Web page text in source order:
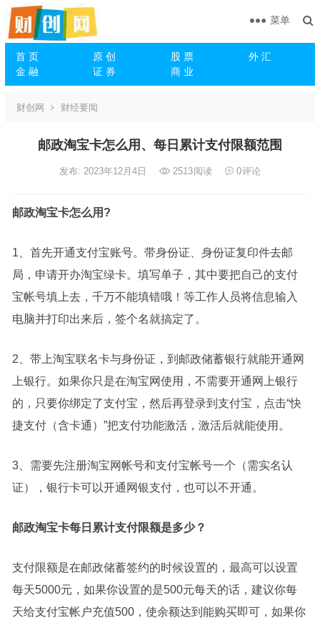
首 页 原 创 股 票
外 汇
金 融
证 券 商 业
菜单
财创网 财经要闻
邮政淘宝卡怎么用、每日累计支付限额范围
发布: 2023年12月4日 2513阅读 0评论
邮政淘宝卡怎么用 ?
1、首先开通支付宝账号。带身份证、身份证复印件去邮
局，申请开办淘宝绿卡。填写单子，其中要把自己的支付
宝帐号填上去，千万不能填错哦！等工作人员将信息输入
电脑并打印出来后，签个名就搞定了。
2、带上淘宝联名卡与身份证，到邮政储蓄银行就能开通网
上银行。如果你只是在淘宝网使用，不需要开通网上银行
的，只要你绑定了支付宝，然后再登录到支付宝，点击“快
捷支付（含卡通）”把支付功能激活，激活后就能使用。
3、需要先注册淘宝网帐号和支付宝帐号一个（需实名认
证），银行卡可以开通网银支付，也可以不开通。
邮政淘宝卡每日累计支付限额是多少？
支付限额是在邮政储蓄签约的时候设置的，最高可以设置
每天5000元，如果你设置的是500元每天的话，建议你每
天给支付宝帐户充值500，使余额达到能购买即可，如果你